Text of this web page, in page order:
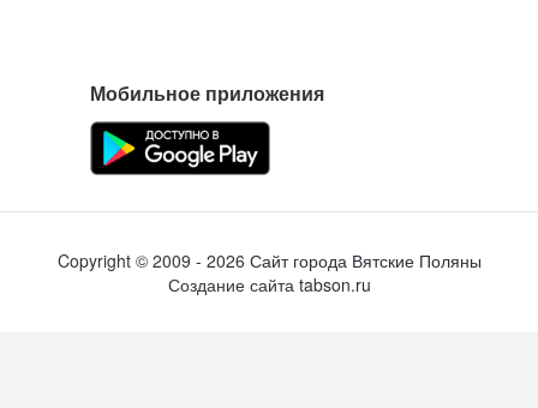
Мобильное приложения
Copyright © 2009 - 2026 Сайт города Вятские Поляны
Создание сайта tabson.ru